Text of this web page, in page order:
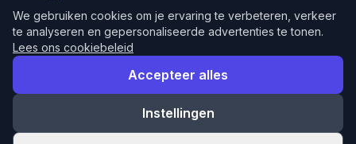
hello@webnexus.nl
085 004 1875
© 2026 WebNexus. Alle rechten voorbehouden.
PrivacyVoorwaarden
We gebruiken cookies om je ervaring te verbeteren, verkeer
te analyseren en gepersonaliseerde advertenties te tonen.
Lees ons cookiebeleid
Accepteer alles
Instellingen